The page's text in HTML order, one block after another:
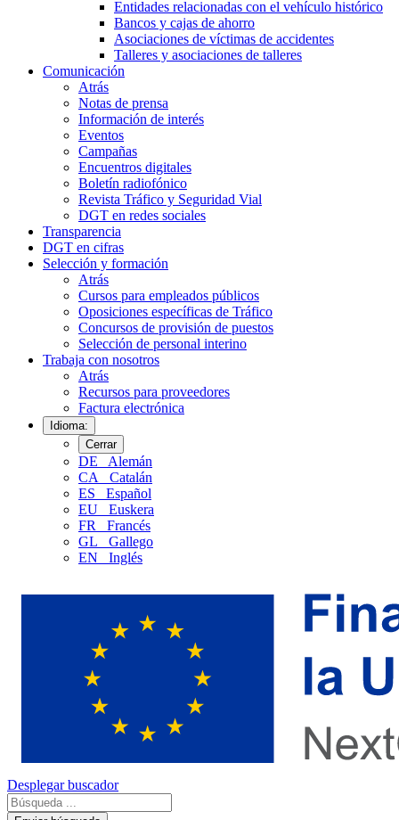
Entidades relacionadas con el vehículo histórico
Bancos y cajas de ahorro
Asociaciones de víctimas de accidentes
Talleres y asociaciones de talleres
Comunicación
Atrás
Notas de prensa
Información de interés
Eventos
Campañas
Encuentros digitales
Boletín radiofónico
Revista Tráfico y Seguridad Vial
DGT en redes sociales
Transparencia
DGT en cifras
Selección y formación
Atrás
Cursos para empleados públicos
Oposiciones específicas de Tráfico
Concursos de provisión de puestos
Selección de personal interino
Trabaja con nosotros
Atrás
Recursos para proveedores
Factura electrónica
Idioma:
Cerrar
DE
Alemán
CA
Catalán
ES
Español
EU
Euskera
FR
Francés
GL
Gallego
EN
Inglés
Desplegar buscador